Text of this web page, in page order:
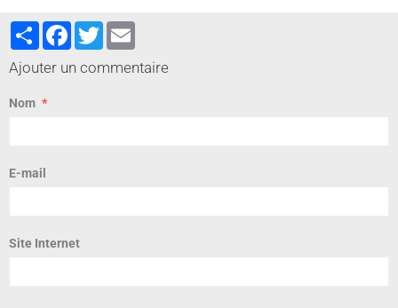
PartagerFacebook
Twitter
Ajouter un commentaire
Nom
E-mail
Site Internet